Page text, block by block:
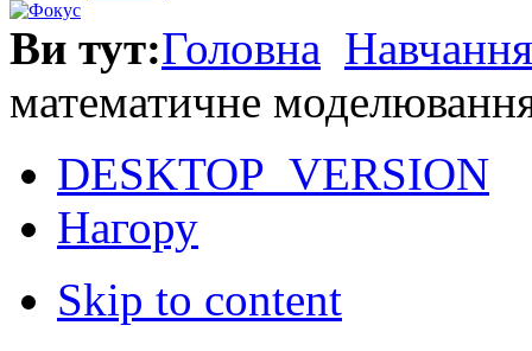
Ви тут:Головна Навчання
математичне
DESKTOP_VERSION
Нагору
Skip to content